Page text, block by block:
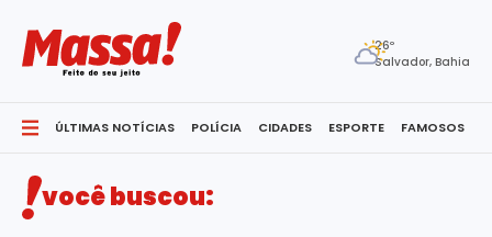
26º
Salvador, Bahia
ÚLTIMAS NOTÍCIAS POLÍCIA CIDADES ESPORTE FAMOSOS
você buscou: